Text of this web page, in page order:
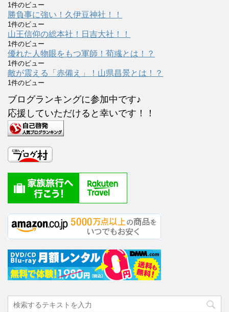
1件のビュー
勝負事に強い！久伊豆神社！！
1件のビュー
山王信仰の総本社！日吉大社！！
1件のビュー
優れた人物眼をもつ軍師！荀彧とは！？
1件のビュー
敵が震える「赤備え」！山県昌景とは！？
1件のビュー
ブログランキングに参加中です♪
応援していただけると幸いです！！